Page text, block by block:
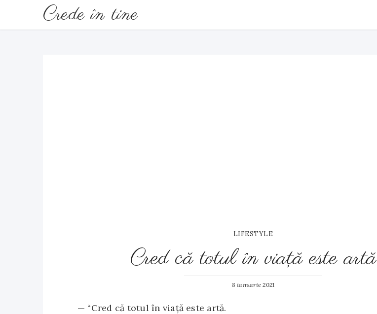
Crede în tine
LIFESTYLE
Cred că totul în viaţă este artă
8 ianuarie 2021
— “Cred că totul în viață este artă.